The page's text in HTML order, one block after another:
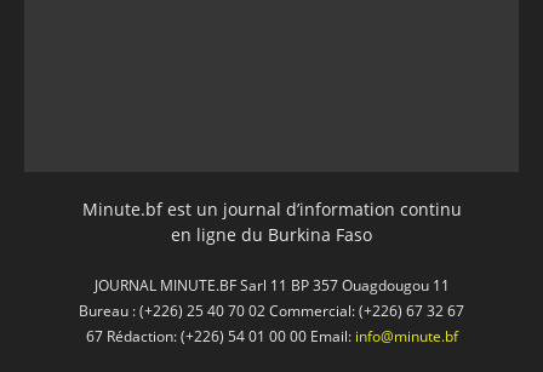
Minute.bf est un journal d’information continu
en ligne du Burkina Faso
JOURNAL MINUTE.BF Sarl 11 BP 357 Ouagdougou 11
Bureau : (+226) 25 40 70 02 Commercial: (+226) 67 32 67
67 Rédaction: (+226) 54 01 00 00 Email: info@minute.bf